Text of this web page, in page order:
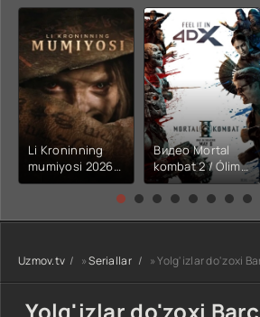
Li Kroninning
mumiyosi 2026
(uzbek tilida
kino) tarjima HD
Видео Mortal
kombat 2 / Ólim
jangi 2 (2026)
Uzbek tilida
Uzmov.tv »Seriallar » Yolg'izlar do'zoxi Barcha qismlari 4. 5. 6. 7. 8. 9.